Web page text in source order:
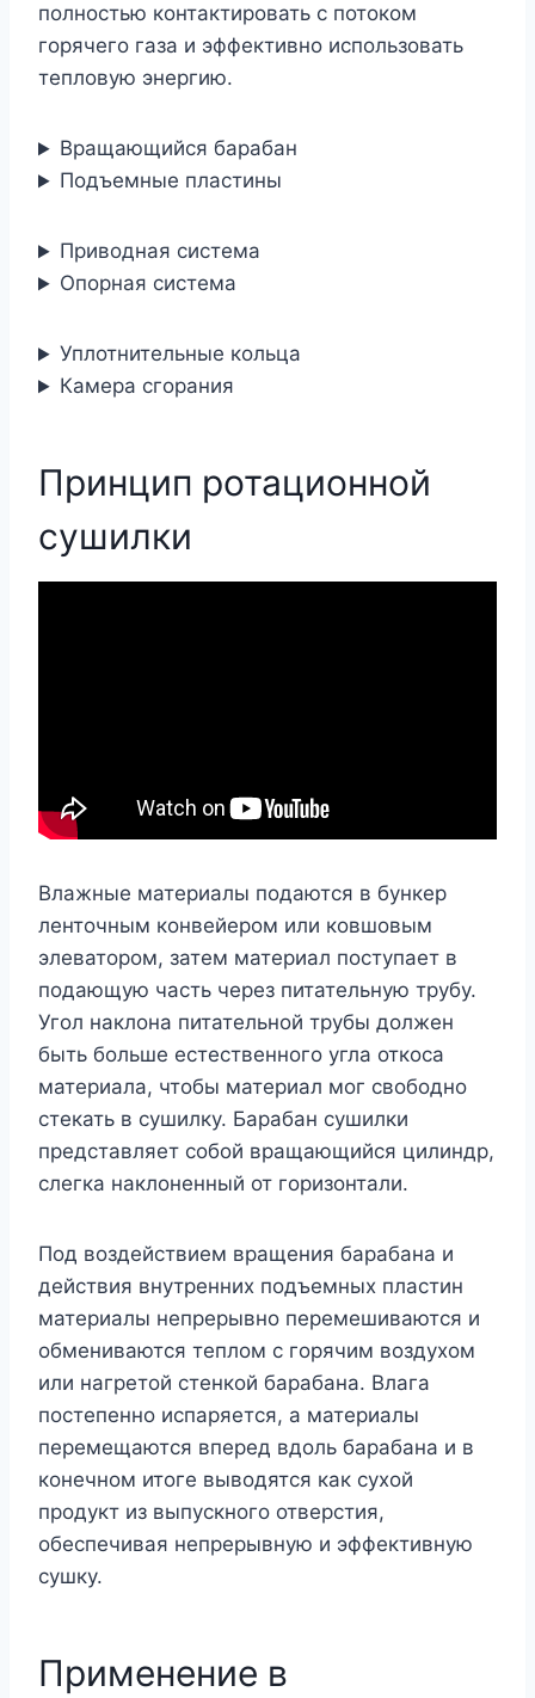
полностью контактировать с потоком
горячего газа и эффективно использовать
тепловую энергию.
Вращающийся барабан
Подъемные пластины
Приводная система
Опорная система
Уплотнительные кольца
Камера сгорания
Принцип ротационной
сушилки
Влажные материалы подаются в бункер
ленточным конвейером или ковшовым
элеватором, затем материал поступает в
подающую часть через питательную трубу.
Угол наклона питательной трубы должен
быть больше естественного угла откоса
материала, чтобы материал мог свободно
стекать в сушилку. Барабан сушилки
представляет собой вращающийся цилиндр,
слегка наклоненный от горизонтали.
Под воздействием вращения барабана и
действия внутренних подъемных пластин
материалы непрерывно перемешиваются и
обмениваются теплом с горячим воздухом
или нагретой стенкой барабана. Влага
постепенно испаряется, а материалы
перемещаются вперед вдоль барабана и в
конечном итоге выводятся как сухой
продукт из выпускного отверстия,
обеспечивая непрерывную и эффективную
сушку.
Применение в